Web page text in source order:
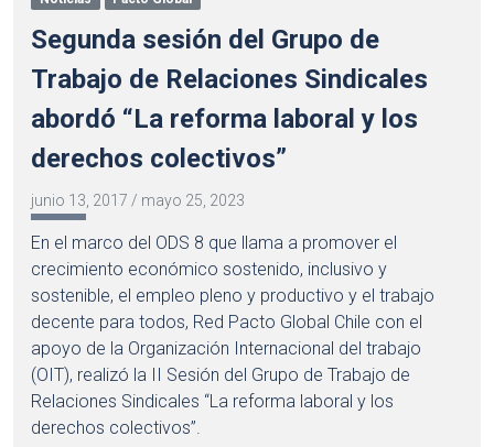
Segunda sesión del Grupo de
Trabajo de Relaciones Sindicales
abordó “La reforma laboral y los
derechos colectivos”
junio 13, 2017 / mayo 25, 2023
En el marco del ODS 8 que llama a promover el
crecimiento económico sostenido, inclusivo y
sostenible, el empleo pleno y productivo y el trabajo
decente para todos, Red Pacto Global Chile con el
apoyo de la Organización Internacional del trabajo
(OIT), realizó la II Sesión del Grupo de Trabajo de
Relaciones Sindicales “La reforma laboral y los
derechos colectivos”.